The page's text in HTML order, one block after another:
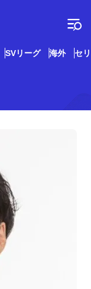
SVリーグ 海外 セ